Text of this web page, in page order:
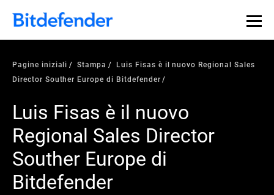
Pagine iniziali Stampa
Luis Fisas è il nuovo Regional Sales
Director Souther Europe di Bitdefender
Luis Fisas è il nuovo
Regional Sales Director
Souther Europe di
Bitdefender